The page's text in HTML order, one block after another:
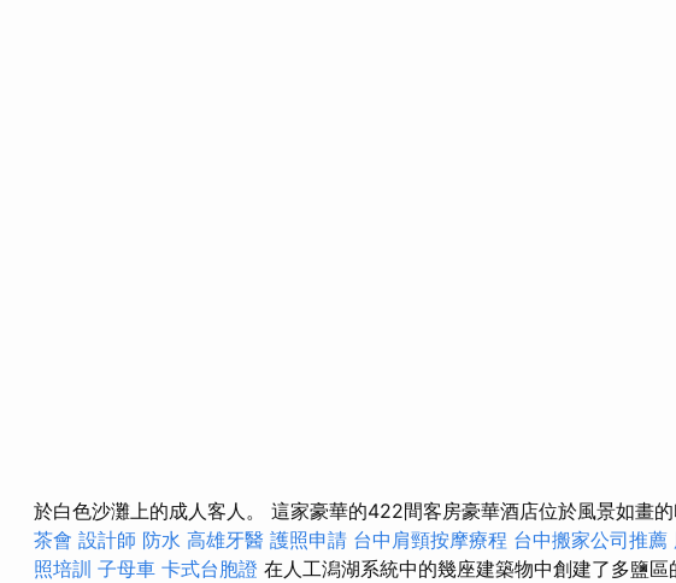
於白色沙灘上的成人客人。 這家豪華的422間客房豪華酒店位於風景如畫的
茶會 設計師 防水 高雄牙醫 護照申請 台中肩頸按摩療程 台中搬家公司推薦
照培訓 子母車 卡式台胞證 在人工潟湖系統中的幾座建築物中創建了多鹽